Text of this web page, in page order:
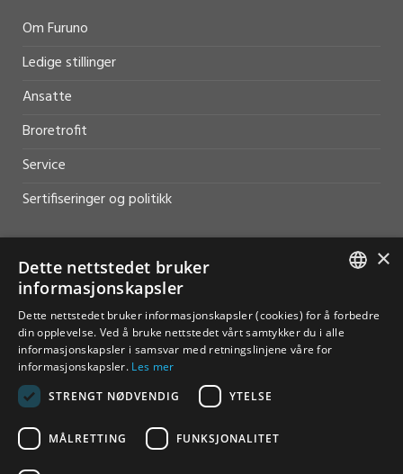
Om Furuno
Ledige stillinger
Ansatte
Broretrofit
Service
Sertifiseringer og politikk
HJELP OG SUPPORT
Salg
Kontakt
ENGLISH
×
Dette nettstedet bruker
informasjonskapsler
Dette nettstedet bruker informasjonskapsler (cookies) for å forbedre
din opplevelse. Ved å bruke nettstedet vårt samtykker du i alle
informasjonskapsler i samsvar med retningslinjene våre for
informasjonskapsler. Les mer
STRENGT NØDVENDIG
YTELSE
MÅLRETTING FUNKSJONALITET